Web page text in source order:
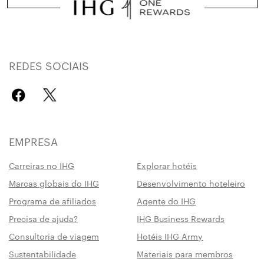
REDES SOCIAIS
EMPRESA
Carreiras no IHG
Explorar hotéis
Marcas globais do IHG
Desenvolvimento hoteleiro
Programa de afiliados
Agente do IHG
Precisa de ajuda?
IHG Business Rewards
Consultoria de viagem
Hotéis IHG Army
Sustentabilidade
Materiais para membros